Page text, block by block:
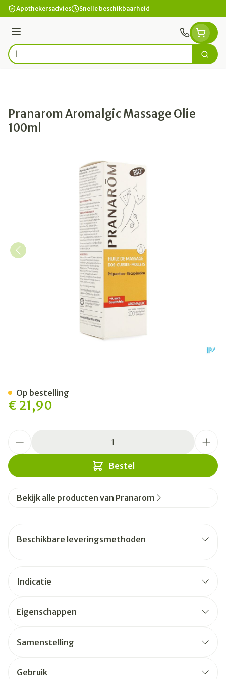
Ga naar de inhoud
Apothekersadvies Snelle beschikbaarheid
Menu
Product, merk, categorie... Zoek
Pranarom Aromalgic Massage Olie
100ml
€ 21,90
Bestel
Op bestelling
Bekijk alle producten van Pranarom
Beschikbare leveringsmethoden
Indicatie
Eigenschappen
Samenstelling
Gebruik